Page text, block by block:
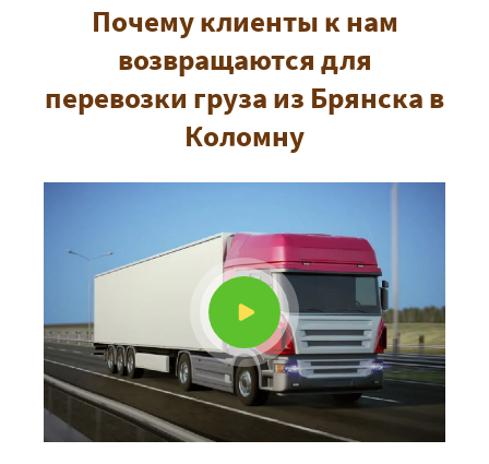
Почему клиенты к нам
возвращаются для
перевозки груза из Брянска в
Коломну